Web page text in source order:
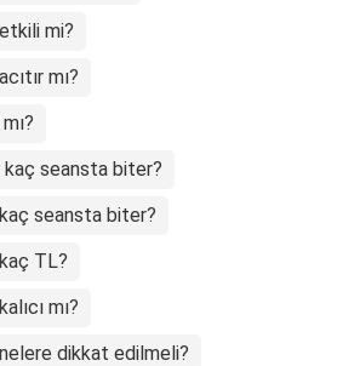
mi?
mı?
kaç seansta biter?
seansta biter?
TL?
mı?
dikkat edilmeli?